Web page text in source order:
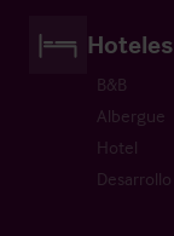
B&B
Albergue
Hotel